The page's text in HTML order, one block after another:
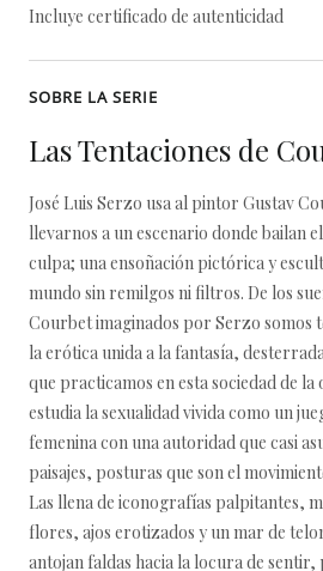
Incluye certificado de autenticidad
SOBRE LA SERIE
Las Tentaciones de
José Luis Serzo usa al pintor Gustav
llevarnos a un escenario donde bailan
culpa; una ensoñación pictórica y
mundo sin remilgos ni filtros. De los
Courbet imaginados por Serzo somos
la erótica unida a la fantasía,
que practicamos en esta sociedad de
estudia la sexualidad vivida como un
femenina con una autoridad que casi
paisajes, posturas que son el
Las llena de iconografías palpitantes,
flores, ajos erotizados y un mar de
antojan faldas hacia la locura de